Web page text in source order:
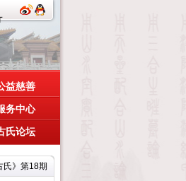
益慈善
务中心
氏论坛
氏》第18期